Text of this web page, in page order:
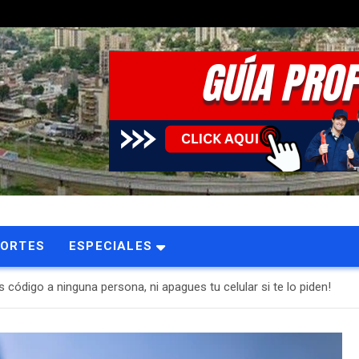
ESPECIALES
código a ninguna persona, ni apagues tu celular si te lo piden!